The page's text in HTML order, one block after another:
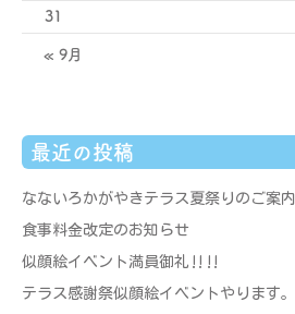
31
« 9月
最近の投稿
なないろかがやきテラス夏祭りのご案内
食事料金改定のお知らせ
似顔絵イベント満員御礼‼‼
テラス感謝祭似顔絵イベントやります。